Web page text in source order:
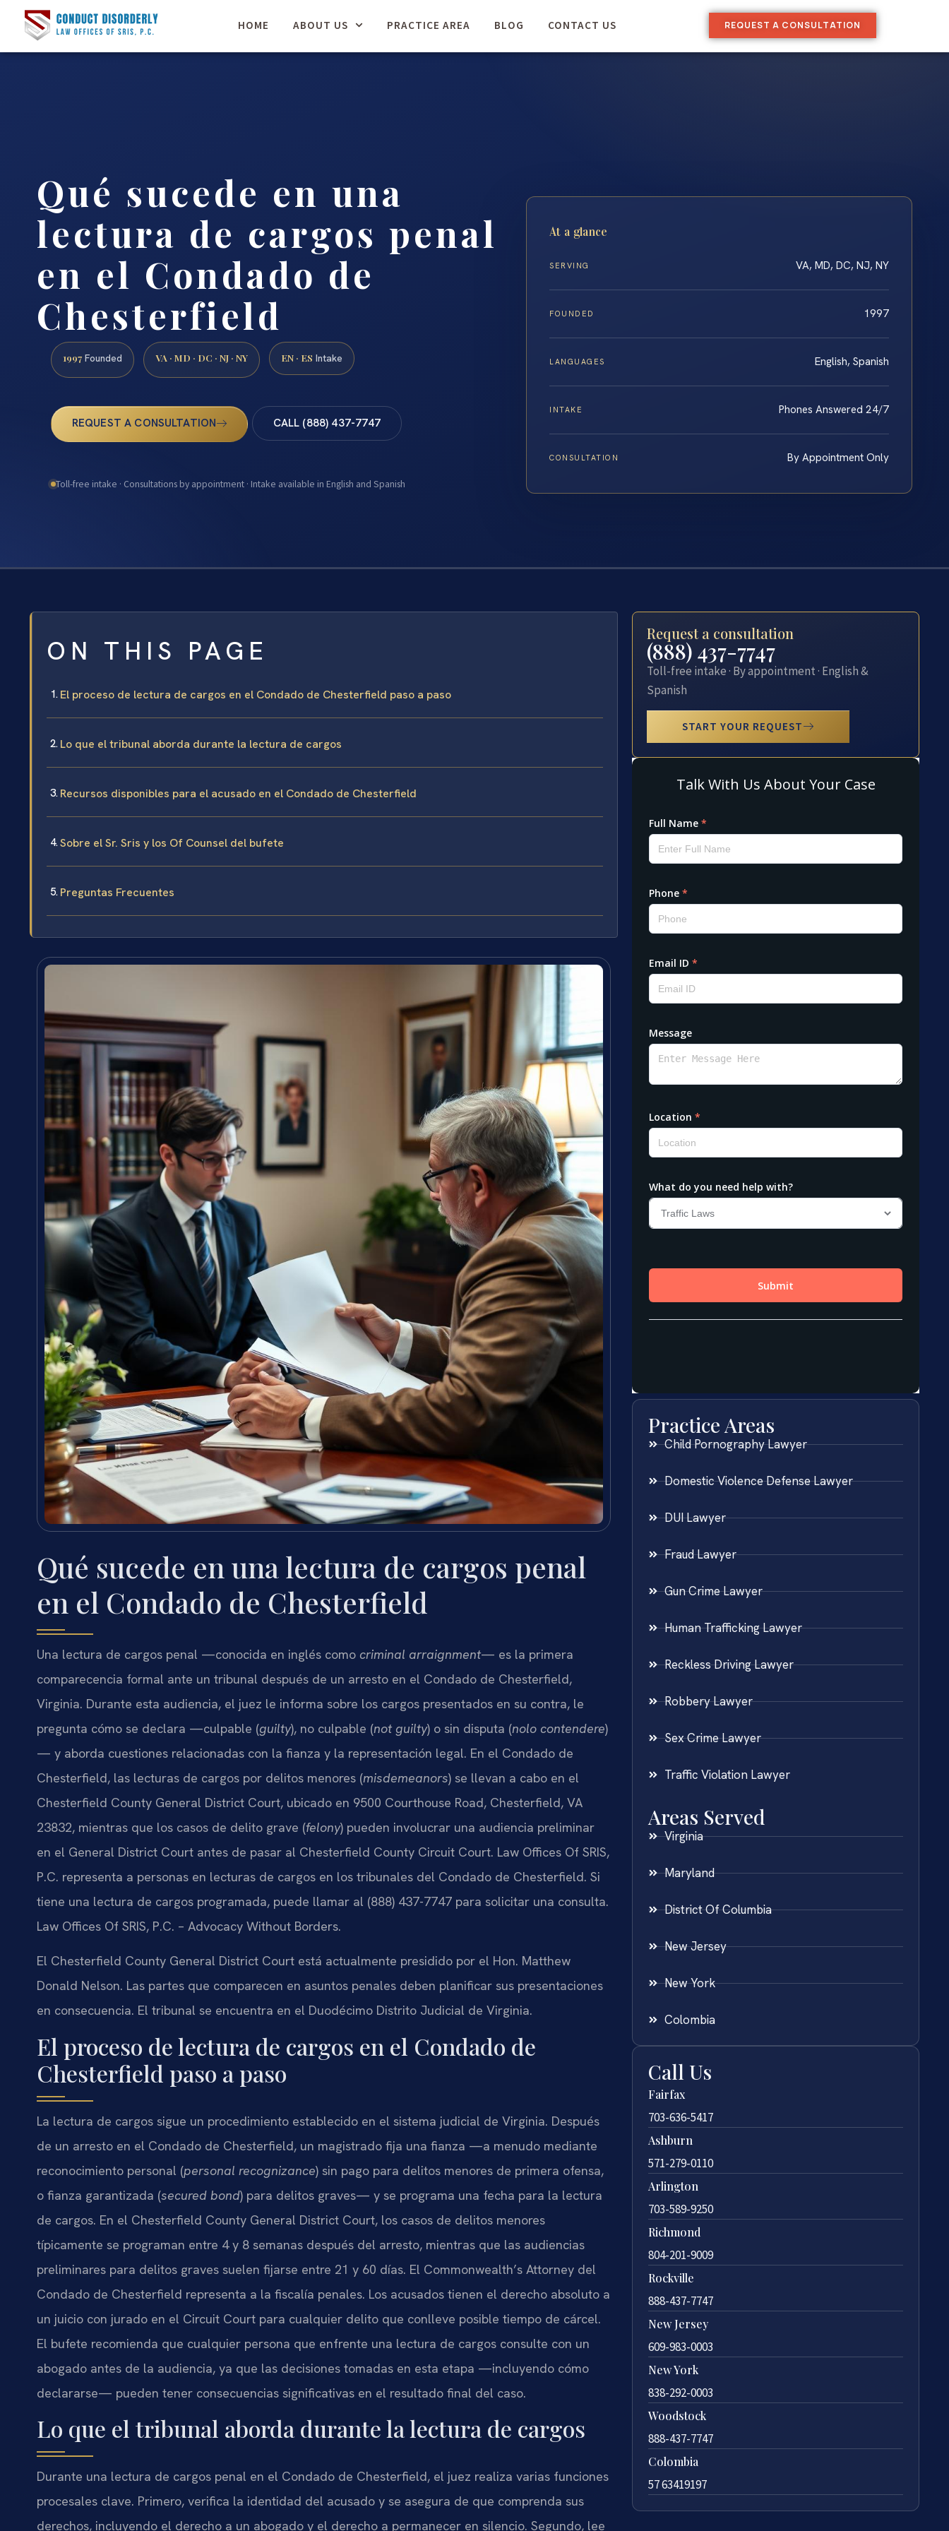
HOME ABOUT US PRACTICE AREA BLOG CONTACT US REQUEST A CONSULTATION
Qué sucede en una
lectura de cargos penal
en el Condado de
Chesterfield
1997 Founded VA · MD · DC · NJ · NY EN · ES Intake
REQUEST A CONSULTATION CALL (888) 437-7747
Toll-free intake · Consultations by appointment · Intake available in English and Spanish
At a glance
SERVING VA, MD, DC, NJ, NY
FOUNDED 1997
LANGUAGES English, Spanish
INTAKE Phones Answered 24/7
CONSULTATION By Appointment Only
ON THIS PAGE
El proceso de lectura de cargos en el Condado de Chesterfield paso a paso
Lo que el tribunal aborda durante la lectura de cargos
Recursos disponibles para el acusado en el Condado de Chesterfield
Sobre el Sr. Sris y los Of Counsel del bufete
Preguntas Frecuentes
Qué sucede en una lectura de cargos penal
en el Condado de Chesterfield
Una lectura de cargos penal —conocida en inglés como criminal arraignment— es la primera
comparecencia formal ante un tribunal después de un arresto en el Condado de Chesterfield,
Virginia. Durante esta audiencia, el juez le informa sobre los cargos presentados en su contra, le
pregunta cómo se declara —culpable (guilty), no culpable (not guilty) o sin disputa (nolo contendere)
— y aborda cuestiones relacionadas con la fianza y la representación legal. En el Condado de
Chesterfield, las lecturas de cargos por delitos menores (misdemeanors) se llevan a cabo en el
Chesterfield County General District Court, ubicado en 9500 Courthouse Road, Chesterfield, VA
23832, mientras que los casos de delito grave (felony) pueden involucrar una audiencia preliminar
en el General District Court antes de pasar al Chesterfield County Circuit Court. Law Offices Of SRIS,
P.C. representa a personas en lecturas de cargos en los tribunales del Condado de Chesterfield. Si
tiene una lectura de cargos programada, puede llamar al (888) 437-7747 para solicitar una consulta.
Law Offices Of SRIS, P.C. – Advocacy Without Borders.
El Chesterfield County General District Court está actualmente presidido por el Hon. Matthew
Donald Nelson. Las partes que comparecen en asuntos penales deben planificar sus presentaciones
en consecuencia. El tribunal se encuentra en el Duodécimo Distrito Judicial de Virginia.
El proceso de lectura de cargos en el Condado de
Chesterfield paso a paso
La lectura de cargos sigue un procedimiento establecido en el sistema judicial de Virginia. Después
de un arresto en el Condado de Chesterfield, un magistrado fija una fianza —a menudo mediante
reconocimiento personal (personal recognizance) sin pago para delitos menores de primera ofensa,
o fianza garantizada (secured bond) para delitos graves— y se programa una fecha para la lectura
de cargos. En el Chesterfield County General District Court, los casos de delitos menores
típicamente se programan entre 4 y 8 semanas después del arresto, mientras que las audiencias
preliminares para delitos graves suelen fijarse entre 21 y 60 días. El Commonwealth’s Attorney del
Condado de Chesterfield representa a la fiscalía penales. Los acusados tienen el derecho absoluto a
un juicio con jurado en el Circuit Court para cualquier delito que conlleve posible tiempo de cárcel.
El bufete recomienda que cualquier persona que enfrente una lectura de cargos consulte con un
abogado antes de la audiencia, ya que las decisiones tomadas en esta etapa —incluyendo cómo
declararse— pueden tener consecuencias significativas en el resultado final del caso.
Lo que el tribunal aborda durante la lectura de cargos
Durante una lectura de cargos penal en el Condado de Chesterfield, el juez realiza varias funciones
procesales clave. Primero, verifica la identidad del acusado y se asegura de que comprenda sus
derechos, incluyendo el derecho a un abogado y el derecho a permanecer en silencio. Segundo, lee
Request a consultation
(888) 437-7747
Toll-free intake · By appointment · English &
Spanish
START YOUR REQUEST
Practice Areas
Child Pornography Lawyer
Domestic Violence Defense Lawyer
DUI Lawyer
Fraud Lawyer
Gun Crime Lawyer
Human Trafficking Lawyer
Reckless Driving Lawyer
Robbery Lawyer
Sex Crime Lawyer
Traffic Violation Lawyer
Areas Served
Virginia
Maryland
District Of Columbia
New Jersey
New York
Colombia
Call Us
Fairfax
703-636-5417
Ashburn
571-279-0110
Arlington
703-589-9250
Richmond
804-201-9009
Rockville
888-437-7747
New Jersey
609-983-0003
New York
838-292-0003
Woodstock
888-437-7747
Colombia
57 63419197